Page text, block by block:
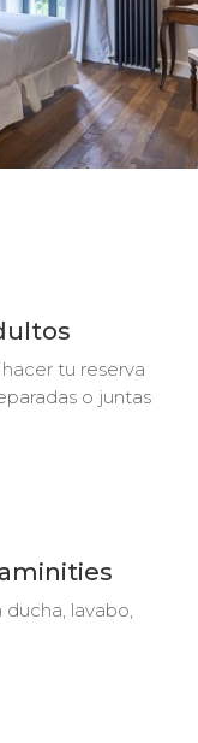
tu reserva
o juntas
lavabo,